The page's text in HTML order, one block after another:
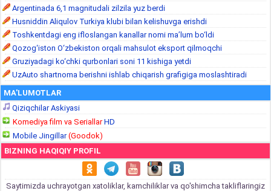
Argentinada 6,1 magnitudali zilzila yuz berdi
Husniddin Aliqulov Turkiya klubi bilan kelishuvga erishdi
Toshkentdagi eng ifloslangan kanallar nomi ma’lum bo‘ldi
Qozog‘iston O‘zbekiston orqali mahsulot eksport qilmoqchi
Gruziyadagi ko‘chki qurbonlari soni 11 kishiga yetdi
UzAuto shartnoma berishni ishlab chiqarish grafigiga moslashtiradi
MA'LUMOTLAR
Qiziqchilar Askiyasi
Komediya film va SeriallarHD
Mobile Jingillar(Goodok)
BIZNING HAQIQIY PROFIL
Saytimizda uchrayotgan xatoliklar, kamchiliklar va qo'shimcha takliflaringiz